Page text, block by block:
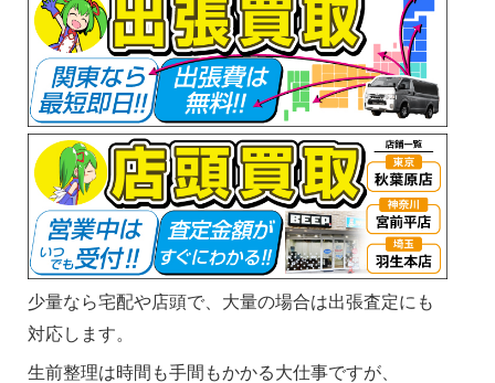
少量なら宅配や店頭で、大量の場合は出張査定にも
対応します。
生前整理は時間も手間もかかる大仕事ですが、